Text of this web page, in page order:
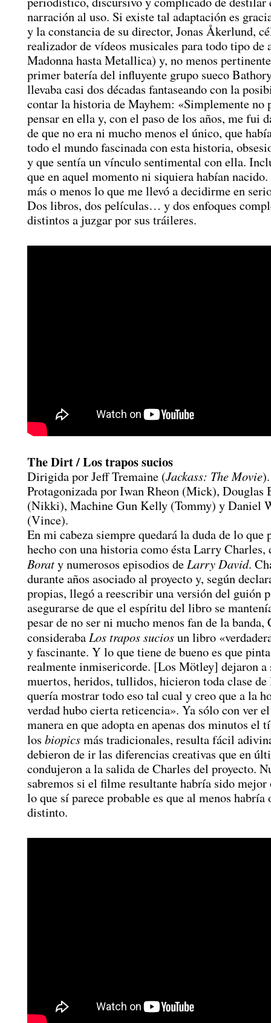
narración al uso. Si existe tal adaptación es
y la constancia de su director, Jonas Åkerlund,
realizador de vídeos musicales para todo tipo de
Madonna hasta Metallica) y, no menos
primer batería del influyente grupo sueco
llevaba casi dos décadas fantaseando con la
contar la historia de Mayhem: «Simplemente no
pensar en ella y, con el paso de los años, me fui
de que no era ni mucho menos el único, que
todo el mundo fascinada con esta historia,
y que sentía un vínculo sentimental con ella.
que en aquel momento ni siquiera habían
más o menos lo que me llevó a decidirme en
Dos libros, dos películas… y dos enfoques
distintos a juzgar por sus tráileres.
The Dirt / Los trapos sucios
Dirigida por Jeff Tremaine (Jackass: The Movie).
Protagonizada por Iwan Rheon (Mick), Douglas
(Nikki), Machine Gun Kelly (Tommy) y Daniel
(Vince).
En mi cabeza siempre quedará la duda de lo que
hecho con una historia como ésta Larry Charles,
Boraty numerosos episodios de Larry David.
durante años asociado al proyecto y, según
propias, llegó a reescribir una versión del guión
asegurarse de que el espíritu del libro se
pesar de no ser ni mucho menos fan de la banda,
consideraba Los trapos suciosun libro
y fascinante. Y lo que tiene de bueno es que
realmente inmisericorde. [Los Mötley] dejaron a
muertos, heridos, tullidos, hicieron toda clase de
quería mostrar todo eso tal cual y creo que a la
verdad hubo cierta reticencia». Ya sólo con ver
manera en que adopta en apenas dos minutos el
los biopicsmás tradicionales, resulta fácil
debieron de ir las diferencias creativas que en
condujeron a la salida de Charles del proyecto.
sabremos si el filme resultante habría sido mejor
lo que sí parece probable es que al menos
distinto.